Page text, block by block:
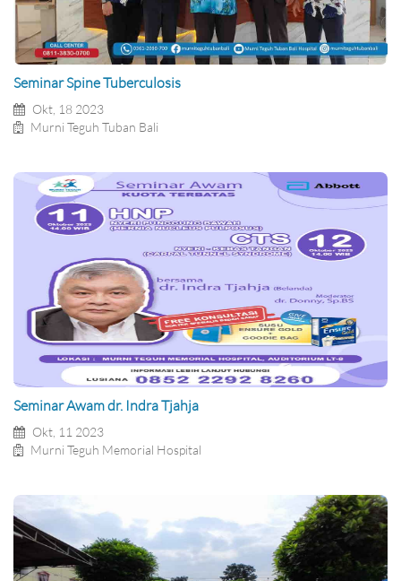
Seminar Spine Tuberculosis
Okt, 18 2023
Murni Teguh Tuban Bali
Seminar Awam dr. Indra Tjahja
Okt, 11 2023
Murni Teguh Memorial Hospital